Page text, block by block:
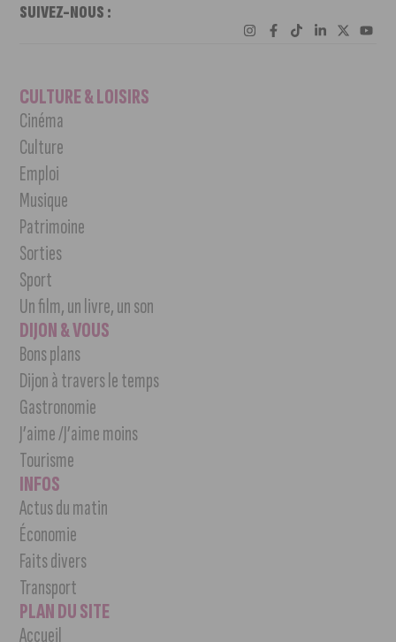
SUIVEZ-NOUS :
CULTURE & LOISIRS
Cinéma
Culture
Emploi
Musique
Patrimoine
Sorties
Sport
Un film, un livre, un son
DIJON & VOUS
Bons plans
Dijon à travers le temps
Gastronomie
J’aime /J’aime moins
Tourisme
INFOS
Actus du matin
Économie
Faits divers
Transport
PLAN DU SITE
Accueil